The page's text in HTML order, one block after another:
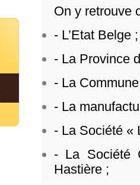
On y retrouve
- L’Etat Belge ;
- La Province
- La
- La
- La Société «
- La Société
Hastière ;